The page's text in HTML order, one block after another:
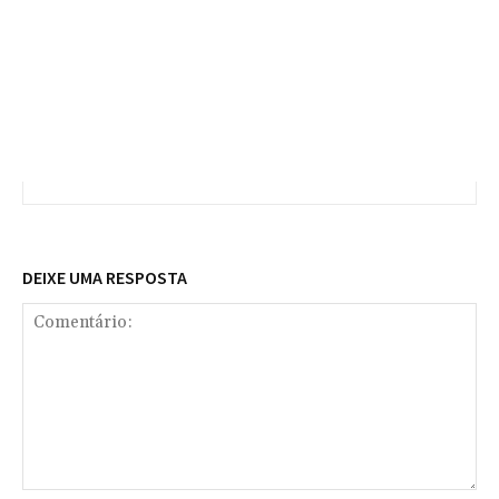
DEIXE UMA RESPOSTA